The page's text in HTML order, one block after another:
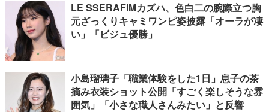
LE SSERAFIMカズハ、色白二の腕際立つ胸
元ざっくりキャミワンピ姿披露「オーラが凄
い」「ビジュ優勝」
小島瑠璃子「職業体験をした1日」息子の茶
摘み衣装ショット公開「すごく楽しそうな雰
囲気」「小さな職人さんみたい」と反響